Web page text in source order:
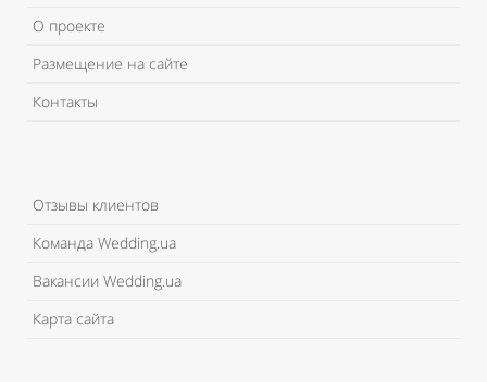
О проекте
Размещение на сайте
Контакты
Отзывы клиентов
Команда Wedding.ua
Вакансии Wedding.ua
Карта сайта